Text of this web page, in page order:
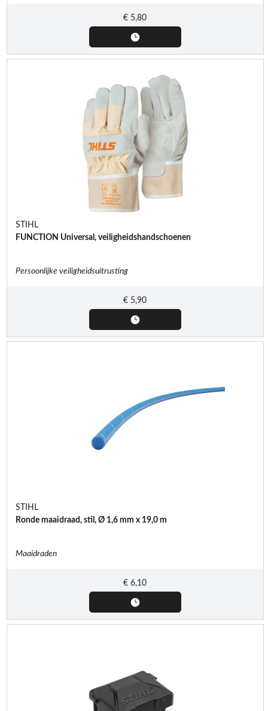
€ 5,80
STIHL
FUNCTION Universal, veiligheidshandschoenen
Persoonlijke veiligheidsuitrusting
€ 5,90
STIHL
Ronde maaidraad, stil, Ø 1,6 mm x 19,0 m
Maaidraden
€ 6,10